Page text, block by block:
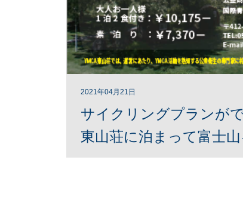
2021年04月21日
サイクリングプランが
東山荘に泊まって富士